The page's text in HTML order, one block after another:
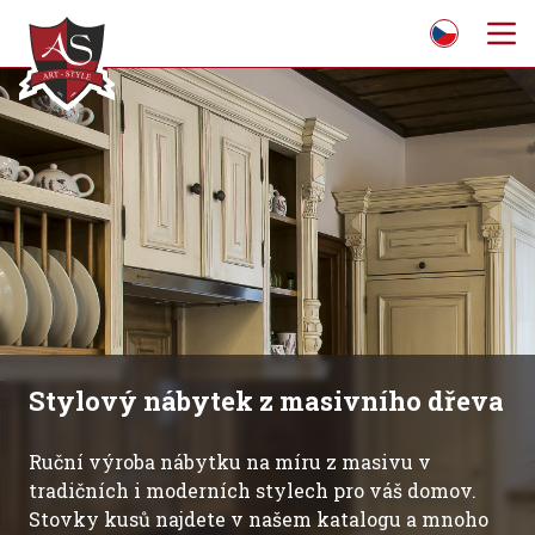
nábytek z masivního dřeva
výroba nábytku na míru z masivu v
i moderních stylech pro váš domov.
kusů najdete v našem katalogu a mnoho